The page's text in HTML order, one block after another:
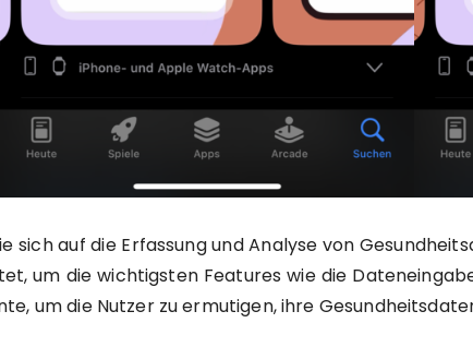
sich auf die Erfassung und Analyse von
um die wichtigsten Features wie die
um die Nutzer zu ermutigen, ihre